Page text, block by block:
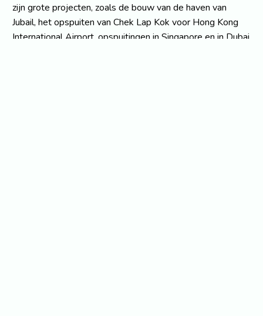
zijn grote projecten, zoals de bouw van de haven van
Jubail, het opspuiten van Chek Lap Kok voor Hong Kong
International Airport, opspuitingen in Singapore en in Dubai